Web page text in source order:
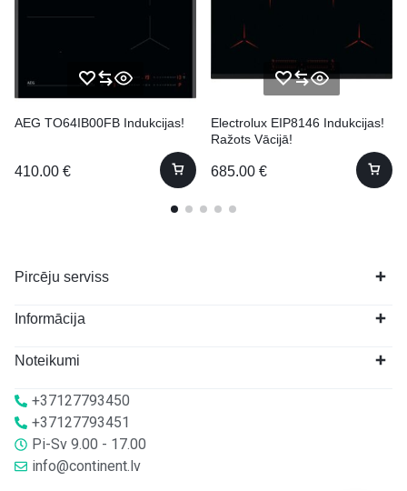
AEG TO64IB00FB Indukcijas!
410.00 €
Electrolux EIP8146 Indukcijas!
Ražots Vācijā!
685.00 €
Pircēju serviss
Informācija
Noteikumi
+37127793450
+37127793451
Pi-Sv 9.00 - 17.00
info@continent.lv